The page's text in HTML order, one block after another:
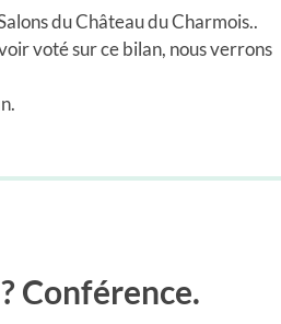
du Château du Charmois..
voté sur ce bilan, nous verrons
Conférence.